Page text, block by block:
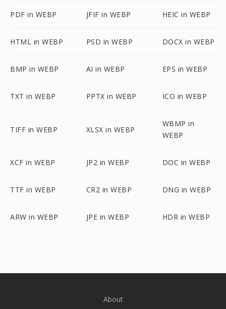
PDF in WEBP JFIF in WEBP HEIC in WEBP
HTML in WEBP PSD in WEBP DOCX in WEBP
BMP in WEBP AI in WEBP EPS in WEBP
TXT in WEBP PPTX in WEBP ICO in WEBP
TIFF in WEBP XLSX in WEBP
WBMP in
WEBP
XCF in WEBP JP2 in WEBP DOC in WEBP
TTF in WEBP CR2 in WEBP DNG in WEBP
ARW in WEBP JPE in WEBP HDR in WEBP
About